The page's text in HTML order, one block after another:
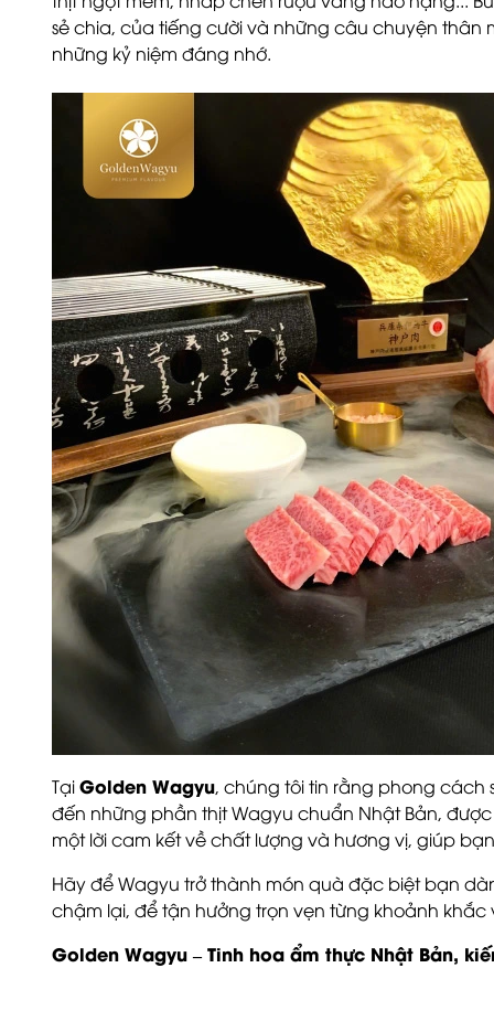
sẻ chia, của tiếng cười và những câu chuyện thân
những kỷ niệm đáng nhớ.
TạiGolden Wagyu, chúng tôi tin rằng phong
đến những phần thịt Wagyu chuẩn Nhật Bản,
một lời cam kết về chất lượng và hương vị, giúp
Hãy để Wagyu trở thành món quà đặc biệt bạn
chậm lại, để tận hưởng trọn vẹn từng khoảnh
Golden Wagyu – Tinh hoa ẩm thực Nhật Bản,